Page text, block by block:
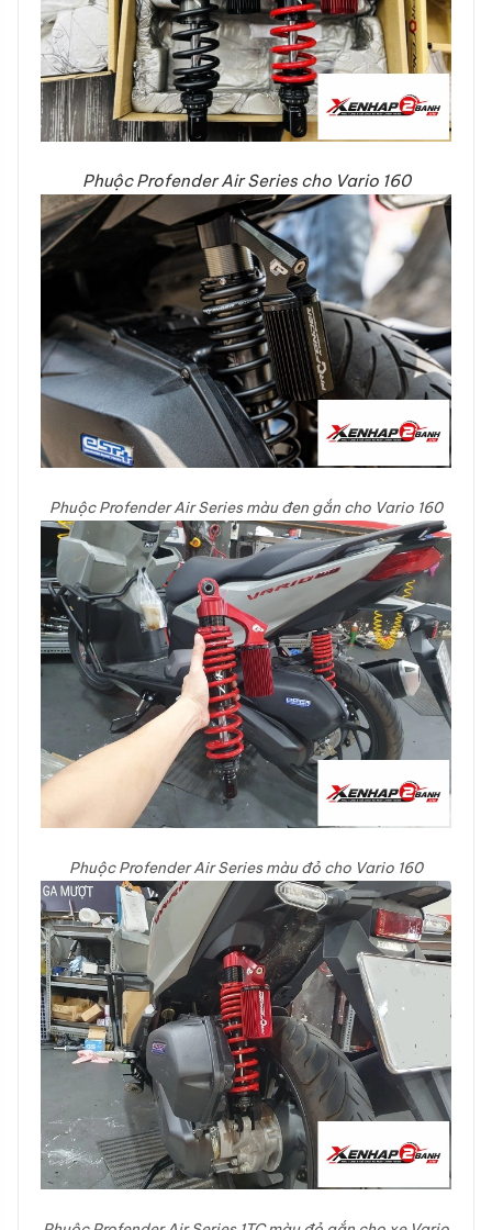
Phuộc Profender Air Series cho Vario 160
Phuộc Profender Air Series màu đen gắn cho Vario 160
Phuộc Profender Air Series màu đỏ cho Vario 160